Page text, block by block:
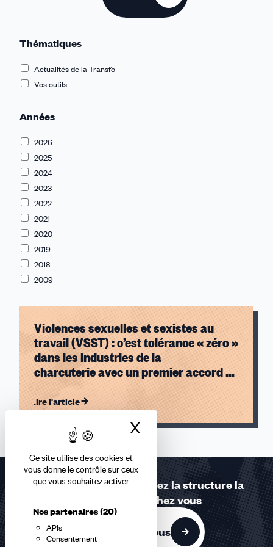
Ce site utilise des cookies et
vous donne le contrôle sur ceux
que vous souhaitez activer
Nos partenaires(20)
APIs
Consentement
X Masquer le
Thématiques
Actualités de la Transfo
Vos outils
Années
2026
2025
2024
2023
2022
2021
2020
2019
2018
2009
Violences sexuelles et sexistes au
travail (VSST) : c’est tolérance « zéro »
dans les industries de la
charcuterie avec un premier accord de
branche signé !
Lire l'article
Contactez-nous ou trouvez la structure la
plus proche de chez vous
Contactez-nous